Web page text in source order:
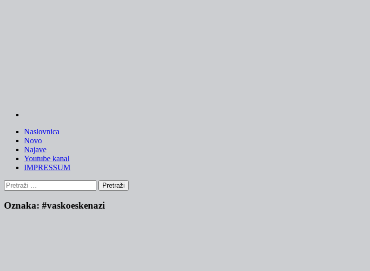
Naslovnica
Novo
Najave
Youtube kanal
IMPRESSUM
Pretraži:
Oznaka: #vaskoeskenazi